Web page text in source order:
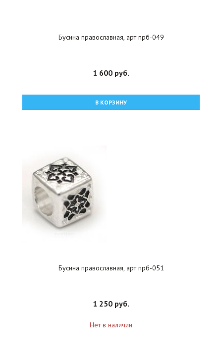
Бусина православная, арт прб-049
1 600 руб.
В КОРЗИНУ
Бусина православная, арт прб-051
1 250 руб.
Нет в наличии